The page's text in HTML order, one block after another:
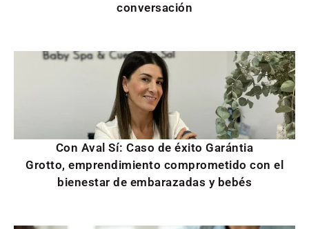
conversación
Con Aval Sí: Caso de éxito Garántia
Grotto, emprendimiento comprometido con el
bienestar de embarazadas y bebés